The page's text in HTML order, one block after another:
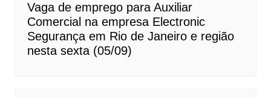
Vaga de emprego para Auxiliar
Comercial na empresa Electronic
Segurança em Rio de Janeiro e região
nesta sexta (05/09)